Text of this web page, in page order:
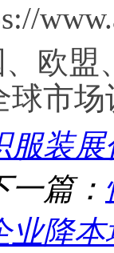
欧
市
服装
一篇：
业降本